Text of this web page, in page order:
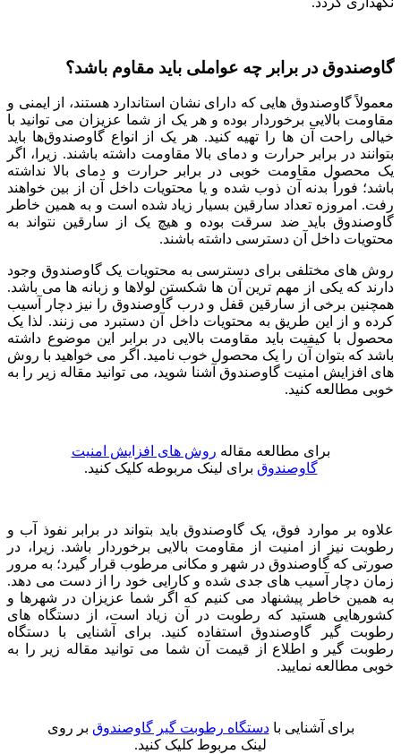
گاوصندوق در برابر چه عواملی باید مقاوم باشد؟
معمولاً گاوصندوق ‌هایی که دارای نشان استاندارد هستند، از ایمنی و
مقاومت بالایی برخوردار بوده و هر یک از شما عزیزان می ‌توانید با
خیالی راحت آن ها را تهیه کنید. هر یک از انواع گاوصندوق‌ها باید
بتوانند در برابر حرارت و دمای بالا مقاومت داشته باشند. زیرا، اگر
یک محصول مقاومت خوبی در برابر حرارت و دمای بالا نداشته
باشد؛ فوراً بدنه آن ذوب شده و یا محتویات داخل آن از بین خواهند
رفت. امروزه تعداد سارقین بسیار زیاد شده است و به همین خاطر
گاوصندوق باید ضد سرقت بوده و هیچ یک از سارقین نتواند به
محتویات داخل آن دسترسی داشته باشند.
روش‌ های مختلفی برای دسترسی به محتویات یک گاوصندوق وجود
دارند که یکی از مهم ترین آن ها شکستن لولا‌ها و زبانه ‌ها می ‌باشد.
همچنین برخی از سارقین قفل و درب گاوصندوق را نیز دچار آسیب
کرده و از این طریق به محتویات داخل آن دستبرد می ‌زنند. لذا یک
محصول با کیفیت باید مقاومت بالایی در برابر این موضوع داشته
باشد که بتوان آن را یک محصول خوب نامید. اگر می‌ خواهید با روش
‌های افزایش امنیت گاوصندوق آشنا شوید، می ‌توانید مقاله زیر را به
خوبی مطالعه کنید.
برای مطالعه مقاله روش ‌های افزایش امنیت
گاوصندوق برای لینک مربوطه کلیک کنید.
علاوه بر موارد فوق، یک گاوصندوق باید بتواند در برابر نفوذ آب و
رطوبت نیز از امنیت از مقاومت بالایی برخوردار باشد. زیرا، در
صورتی که گاوصندوق در شهر و مکانی مرطوب قرار گیرد؛ به مرور
زمان دچار آسیب ‌های جدی شده و کارایی خود را از دست می ‌دهد.
به همین خاطر پیشنهاد می ‌کنیم که اگر شما عزیزان در شهرها و
کشورهایی هستید که رطوبت در آن زیاد است، از دستگاه‌ های
رطوبت گیر گاوصندوق استفاده کنید. برای آشنایی با دستگاه
رطوبت گیر و اطلاع از قیمت آن شما می‌ توانید مقاله زیر را به
خوبی مطالعه نمایید.
برای آشنایی بادستگاه رطوبت گیر گاوصندوق بر روی
لینک مربوط کلیک کنید.